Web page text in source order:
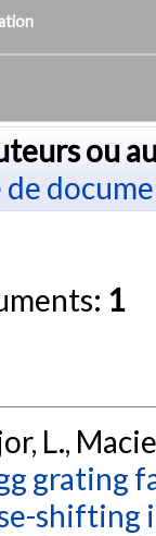
ou
de
1
L.,
grating